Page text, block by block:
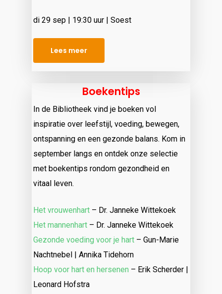
di 29 sep | 19:30 uur | Soest
Lees meer
Boekentips
In de Bibliotheek vind je boeken vol
inspiratie over leefstijl, voeding, bewegen,
ontspanning en een gezonde balans. Kom in
september langs en ontdek onze selectie
met boekentips rondom gezondheid en
vitaal leven.
Het vrouwenhart – Dr. Janneke Wittekoek
Het mannenhart – Dr. Janneke Wittekoek
Gezonde voeding voor je hart – Gun-Marie
Nachtnebel | Annika Tidehorn
Hoop voor hart en hersenen – Erik Scherder |
Leonard Hofstra